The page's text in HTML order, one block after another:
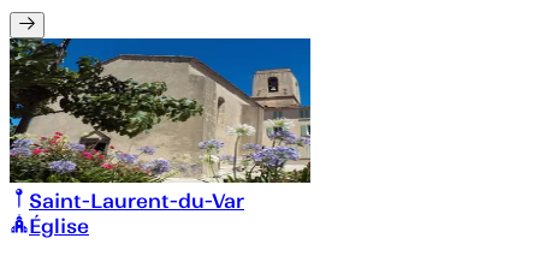
Saint-Laurent-du-Var
Église